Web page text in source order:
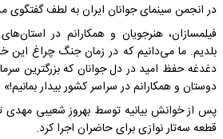
در انجمن سینمای جوانان ایران به لطف گفتگوی
فیلمسازان، هنرجویان و همکارانم در
بلدیم. ما می‌دانیم که در زمان جنگ چراغ این
دغدغه حفظ امید در دل جوانان که بزرگترین
دوستان و همکارانم در سراسر کشور بیدار بمانیم!»
پس از خوانش بیانیه توسط بهروز شعیبی مهدی
قطعه سه‌تار نوازی برای حاضران اجرا کرد.